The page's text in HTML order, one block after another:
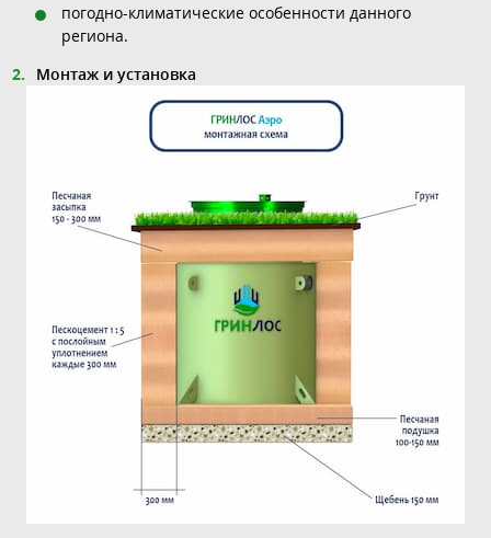
погодно-климатические особенности данного
региона.
Монтаж и установка